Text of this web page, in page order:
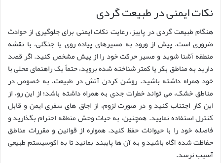
نکات ایمنی در طبیعت گردی
هنگام طبیعت گردی در پاییز، رعایت نکات ایمنی برای جلوگیری از حوادث
ضروری است. پیش از ورود به مسیرهای پیاده روی یا جنگلی، با نقشه
منطقه آشنا شوید و مسیر حرکت خود را از پیش مشخص کنید. اگر قصد
دارید به مناطق بکر یا کمتر شناخته شده بروید، حتماً یک راهنمای محلی با
خود همراه داشته باشید. روشن کردن آتش در طبیعت، به خصوص در
مناطق خشک، می تواند خطرات جدی به همراه داشته باشد؛ از این رو، از
این کار اجتناب کنید و در صورت لزوم، از اجاق های سفری ایمن و قابل
کنترل استفاده نمایید. همچنین، به حیات وحش منطقه احترام بگذارید و
فاصله خود را با حیوانات حفظ کنید. همواره از قوانین و مقررات مناطق
حفاظت شده آگاه باشید و به آن ها پایبند بمانید تا به اکوسیستم طبیعی
آسیب نرسد.